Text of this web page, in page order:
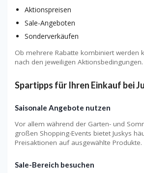
Aktionspreisen
Sale-Angeboten
Sonderverkäufen
Ob mehrere Rabatte kombiniert werden
nach den jeweiligen Aktionsbedingungen.
Spartipps für Ihren Einkauf bei
Saisonale Angebote nutzen
Vor allem während der Garten- und
großen Shopping-Events bietet Juskys
Preisaktionen auf ausgewählte Produkte.
Sale-Bereich besuchen